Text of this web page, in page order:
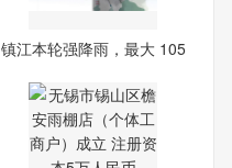
镇江本轮强降雨，最大 105